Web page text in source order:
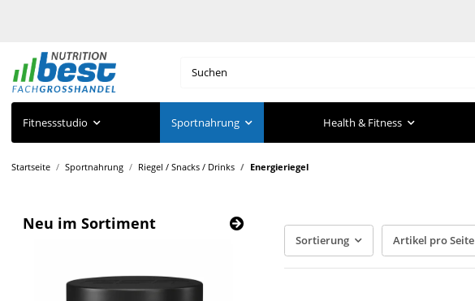
Fitnessstudio Sportnahrung Health & Fitness
Startseite Sportnahrung Riegel / Snacks / Drinks Energieriegel
Sortierung Artikel pro Seite
Neu im Sortiment